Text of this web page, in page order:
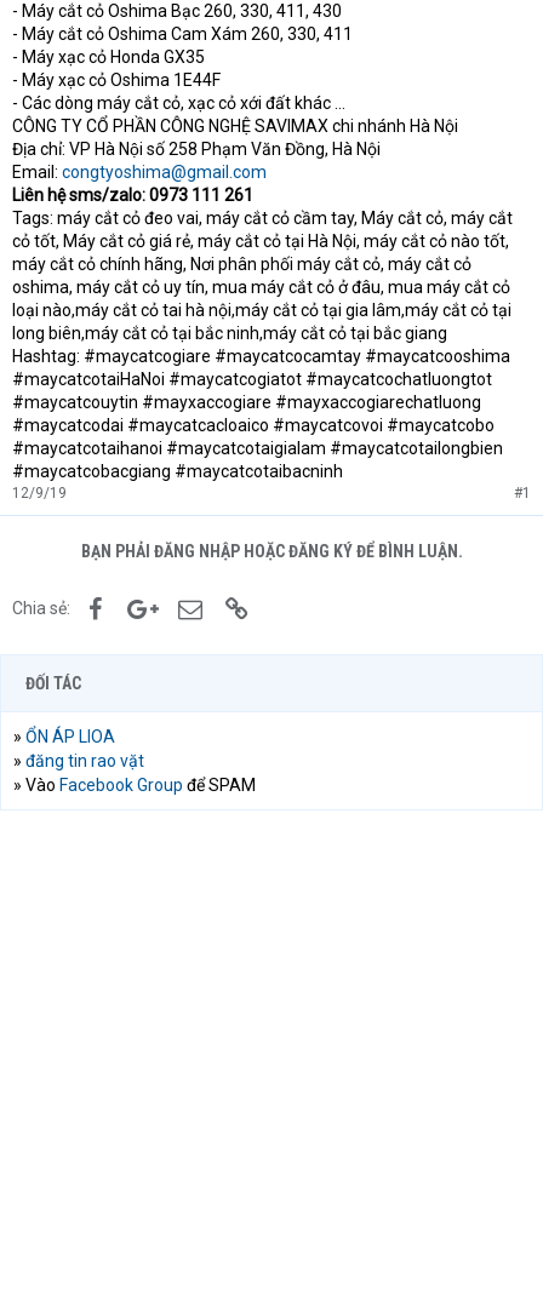
- Máy cắt cỏ Oshima Bạc 260, 330, 411, 430
- Máy cắt cỏ Oshima Cam Xám 260, 330, 411
- Máy xạc cỏ Honda GX35
- Máy xạc cỏ Oshima 1E44F
- Các dòng máy cắt cỏ, xạc cỏ xới đất khác ...
CÔNG TY CỔ PHẦN CÔNG NGHỆ SAVIMAX chi nhánh Hà Nội
Địa chỉ: VP Hà Nội số 258 Phạm Văn Đồng, Hà Nội
Email: congtyoshima@gmail.com
Liên hệ sms/zalo: 0973 111 261
Tags: máy cắt cỏ đeo vai, máy cắt cỏ cầm tay, Máy cắt cỏ, máy cắt
cỏ tốt, Máy cắt cỏ giá rẻ, máy cắt cỏ tại Hà Nội, máy cắt cỏ nào tốt,
máy cắt cỏ chính hãng, Nơi phân phối máy cắt cỏ, máy cắt cỏ
oshima, máy cắt cỏ uy tín, mua máy cắt cỏ ở đâu, mua máy cắt cỏ
loại nào,máy cắt cỏ tai hà nội,máy cắt cỏ tại gia lâm,máy cắt cỏ tại
long biên,máy cắt cỏ tại bắc ninh,máy cắt cỏ tại bắc giang
Hashtag: #maycatcogiare #maycatcocamtay #maycatcooshima
#maycatcotaiHaNoi #maycatcogiatot #maycatcochatluongtot
#maycatcouytin #mayxaccogiare #mayxaccogiarechatluong
#maycatcodai #maycatcacloaico #maycatcovoi #maycatcobo
#maycatcotaihanoi #maycatcotaigialam #maycatcotailongbien
#maycatcobacgiang #maycatcotaibacninh
12/9/19 #1
BẠN PHẢI ĐĂNG NHẬP HOẶC ĐĂNG KÝ ĐỂ BÌNH LUẬN.
Chia sẻ: FacebookGoogle+Email
ĐỐI TÁC
» ỔN ÁP LIOA
» đăng tin rao vặt
» Vào Facebook Group để SPAM